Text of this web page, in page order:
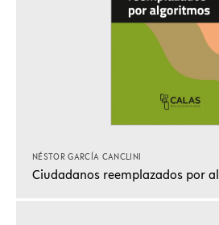
NÉSTOR GARCÍA CANCLINI
Ciudadanos reemplazados por